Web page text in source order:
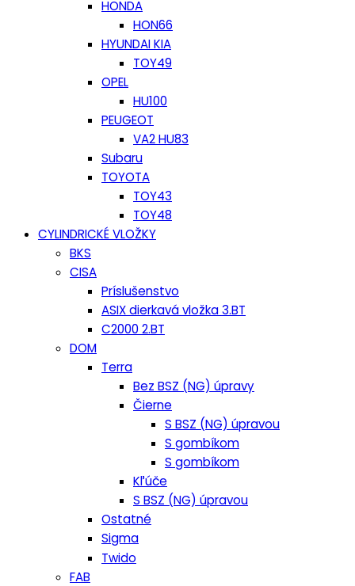
HONDA
HON66
HYUNDAI KIA
TOY49
OPEL
HU100
PEUGEOT
VA2 HU83
Subaru
TOYOTA
TOY43
TOY48
CYLINDRICKÉ VLOŽKY
BKS
CISA
Príslušenstvo
ASIX dierkavá vložka 3.BT
C2000 2.BT
DOM
Terra
Bez BSZ (NG) úpravy
Čierne
S BSZ (NG) úpravou
S gombíkom
S gombíkom
Kľúče
S BSZ (NG) úpravou
Ostatné
Sigma
Twido
FAB